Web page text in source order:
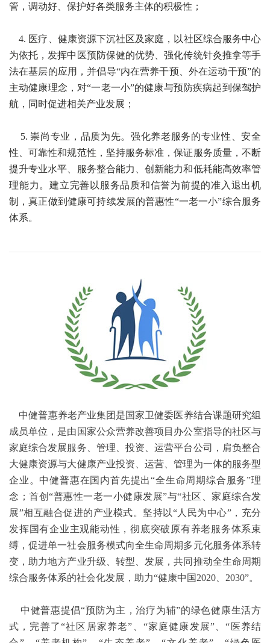
管，调动好、保护好各类服务主体的积极性；
4. 医疗、健康资源下沉社区及家庭，以社区综合服务中心
为依托，发挥中医预防保健的优势、强化传统针灸推拿等手
法在基层的应用，并倡导“内在营养干预、外在运动干预”的
主动健康理念，对“一老一小”的健康与预防疾病起到保驾护
航，同时促进相关产业发展；
5. 崇尚专业，品质为先。强化养老服务的专业性、安全
性、可靠性和规范性，坚持服务标准，保证服务质量，不断
提升专业水平、服务整合能力、创新能力和低耗能高效率管
理能力。建立完善以服务品质和信誉为前提的准入退出机
制，真正做到健康可持续发展的普惠性“一老一小”综合服务
体系。
中健普惠养老产业集团是国家卫健委医养结合课题研究组
成员单位，是由国家公众营养改善项目办公室指导的社区与
家庭综合发展服务、管理、投资、运营平台公司，肩负整合
大健康资源与大健康产业投资、运营、管理为一体的服务型
企业。中健普惠在国内首先提出“全生命周期综合服务”理
念；首创“普惠性一老一小健康发展”与“社区、家庭综合发
展”相互融合促进的产业模式。坚持以“人民为中心”，充分
发挥国有企业主观能动性，彻底突破原有养老服务体系束
缚，促进单一社会服务模式向全生命周期多元化服务体系转
变，助力地方产业升级、转型、发展，共同推动全生命周期
综合服务体系的社会化发展，助力“健康中国2020、2030”。
中健普惠提倡“预防为主，治疗为辅”的绿色健康生活方
式，完善了“社区居家养老”、“家庭健康发展”、“医养结